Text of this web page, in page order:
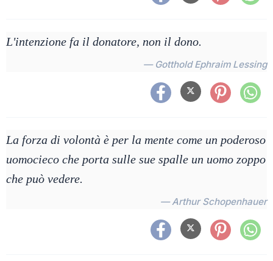
L'intenzione fa il donatore, non il dono.
— Gotthold Ephraim Lessing
La forza di volontà è per la mente come un poderoso
uomocieco che porta sulle sue spalle un uomo zoppo
che può vedere.
— Arthur Schopenhauer